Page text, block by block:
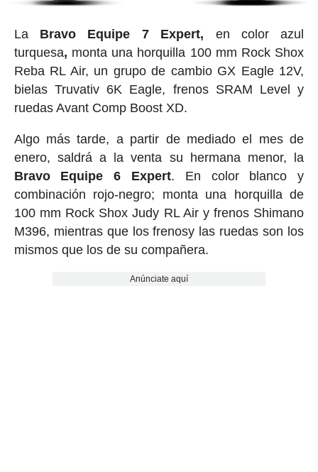
La Bravo Equipe 7 Expert, en color azul
turquesa, monta una horquilla 100 mm Rock Shox
Reba RL Air, un grupo de cambio GX Eagle 12V,
bielas Truvativ 6K Eagle, frenos SRAM Level y
ruedas Avant Comp Boost XD.
Algo más tarde, a partir de mediado el mes de
enero, saldrá a la venta su hermana menor, la
Bravo Equipe 6 Expert. En color blanco y
combinación rojo-negro; monta una horquilla de
100 mm Rock Shox Judy RL Air y frenos Shimano
M396, mientras que los frenosy las ruedas son los
mismos que los de su compañera.
Anúnciate aquí